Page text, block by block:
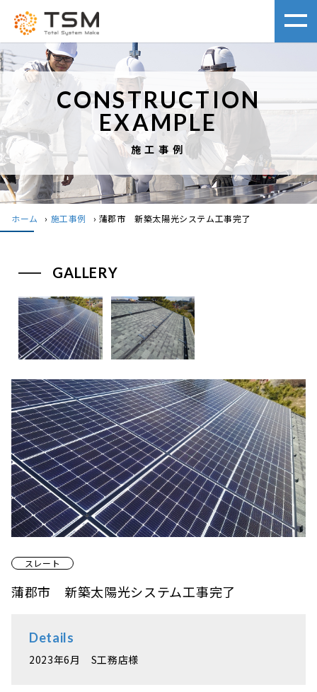
CONSTRUCTION
EXAMPLE
施工事例
ホーム › 施工事例 › 蒲郡市 新築太陽光システム工事完了
スレート
蒲郡市 新築太陽光システム工事完了
Details
2023年6月 S工務店様
GALLERY